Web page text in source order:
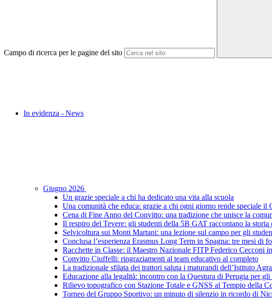
Campo di ricerca per le pagine del sito
In evidenza - News
Giugno 2026
Un grazie speciale a chi ha dedicato una vita alla scuola
Una comunità che educa: grazie a chi ogni giorno rende speciale
Cena di Fine Anno del Convitto: una tradizione che unisce la
Il respiro del Tevere: gli studenti della 5B GAT raccontano la storia
Selvicoltura sui Monti Martani: una lezione sul campo per gli
Conclusa l’esperienza Erasmus Long Term in Spagna: tre mesi
Racchette in Classe: il Maestro Nazionale FITP Federico Cecconi
Convitto Ciuffelli: ringraziamenti al team educativo al completo
La tradizionale sfilata dei trattori saluta i maturandi dell’Istituto
Educazione alla legalità: incontro con la Questura di Perugia per
Rilievo topografico con Stazione Totale e GNSS al Tempio della
Torneo del Gruppo Sportivo: un minuto di silenzio in ricordo di